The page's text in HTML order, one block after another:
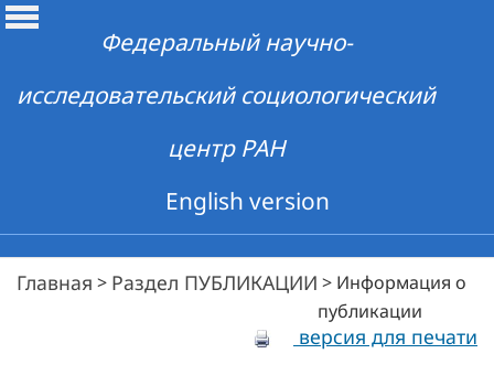
Федеральный научно-
исследовательский социологический
центр РАН
English version
Главная > Раздел ПУБЛИКАЦИИ > Информация о
публикации
версия для печати